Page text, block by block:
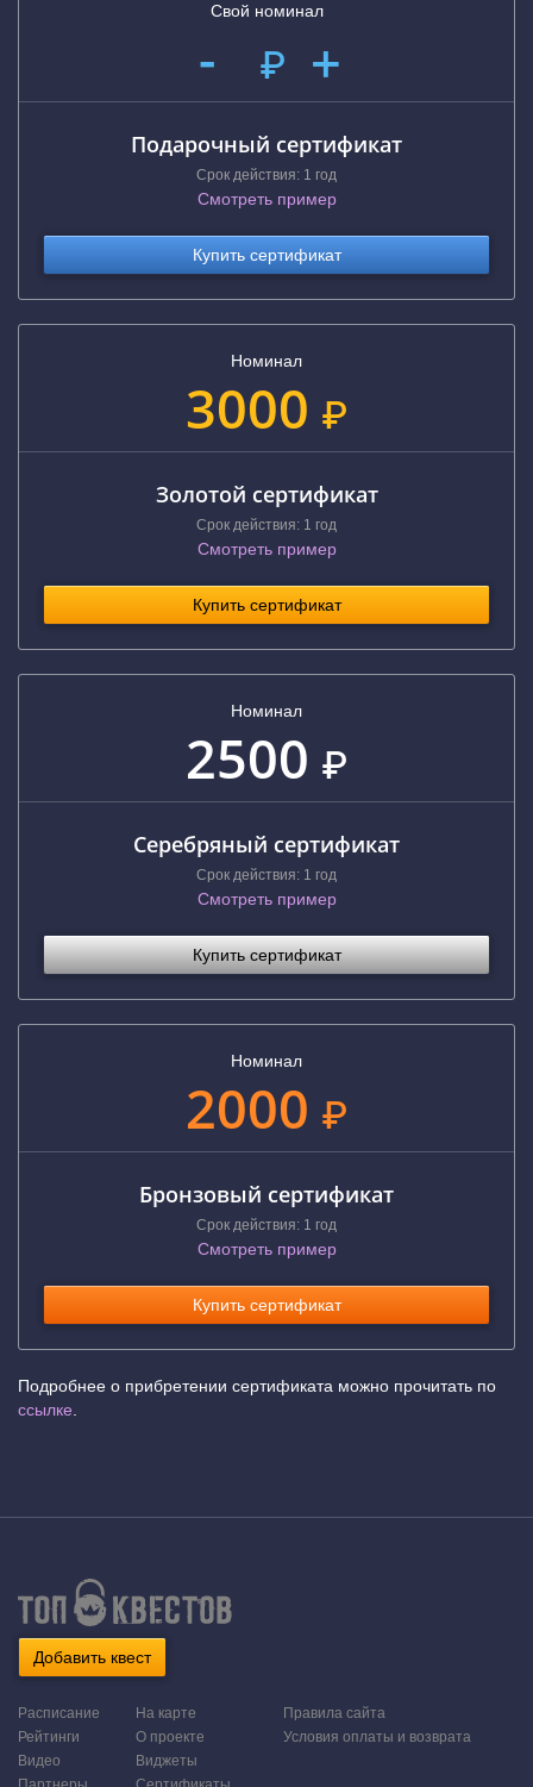
Свой номинал
- ₽ +
Подарочный сертификат
Срок действия: 1 год
Смотреть пример
Купить сертификат
Номинал
3000 ₽
Золотой сертификат
Срок действия: 1 год
Смотреть пример
Купить сертификат
Номинал
2500 ₽
Серебряный сертификат
Срок действия: 1 год
Смотреть пример
Купить сертификат
Номинал
2000 ₽
Бронзовый сертификат
Срок действия: 1 год
Смотреть пример
Купить сертификат
Подробнее о прибретении сертификата можно прочитать по
ссылке
Добавить квест
Расписание
Рейтинги
Видео
На карте
О проекте
Виджеты
Правила сайта
Условия оплаты и возврата